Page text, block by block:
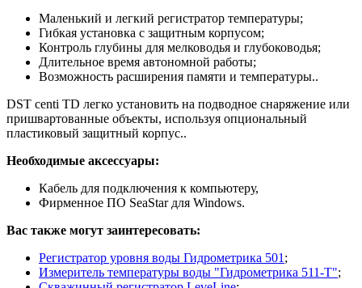
Маленький и легкий регистратор температуры;
Гибкая установка с защитным корпусом;
Контроль глубины для мелководья и глубоководья;
Длительное время автономной работы;
Возможность расширения памяти и температуры..
DST centi TD легко установить на подводное снаряжение или
пришвартованные объекты, используя опциональный
пластиковый защитный корпус..
Необходимые аксессуары:
Кабель для подключения к компьютеру,
Фирменное ПО SeaStar для Windows.
Вас также могут заинтересовать:
Регистратор уровня воды Гидрометрика 501 ;
Измеритель температуры воды "Гидрометрика 511-Т";